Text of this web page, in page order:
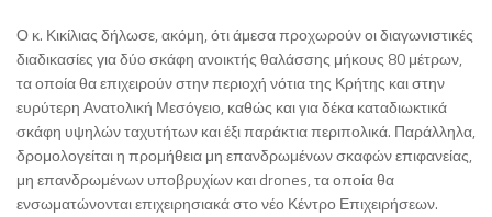
Ο κ. Κικίλιας δήλωσε, ακόμη, ότι άμεσα προχωρούν οι διαγωνιστικές
διαδικασίες για δύο σκάφη ανοικτής θαλάσσης μήκους 80 μέτρων,
τα οποία θα επιχειρούν στην περιοχή νότια της Κρήτης και στην
ευρύτερη Ανατολική Μεσόγειο, καθώς και για δέκα καταδιωκτικά
σκάφη υψηλών ταχυτήτων και έξι παράκτια περιπολικά. Παράλληλα,
δρομολογείται η προμήθεια μη επανδρωμένων σκαφών επιφανείας,
μη επανδρωμένων υποβρυχίων και drones, τα οποία θα
ενσωματώνονται επιχειρησιακά στο νέο Κέντρο Επιχειρήσεων.